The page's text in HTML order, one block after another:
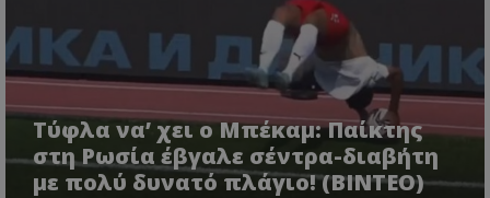
Τύφλα να’ χει ο Μπέκαμ: Παίκτης
στη Ρωσία έβγαλε σέντρα-διαβήτη
με πολύ δυνατό πλάγιο! (ΒΙΝΤΕΟ)